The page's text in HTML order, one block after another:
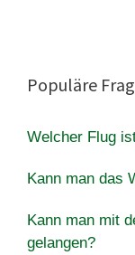
Populäre
Welcher Flug
Kann man das
Kann man mit
gelangen?